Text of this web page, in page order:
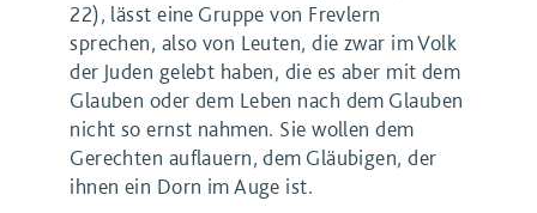
22), lässt eine Gruppe von Frevlern
sprechen, also von Leuten, die zwar im Volk
der Juden gelebt haben, die es aber mit dem
Glauben oder dem Leben nach dem Glauben
nicht so ernst nahmen. Sie wollen dem
Gerechten auflauern, dem Gläubigen, der
ihnen ein Dorn im Auge ist.